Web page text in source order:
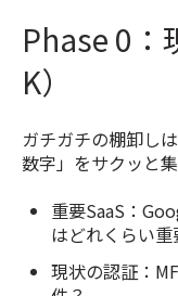
Phase 0：
K）
ガチガチの棚卸し
数字」をサクッと集
重要SaaS：
はどれくらい重
現状の認証：